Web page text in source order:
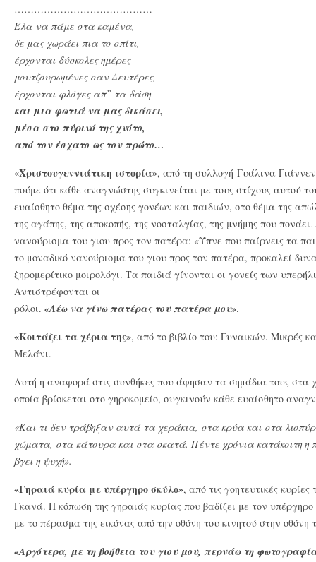
……………………………………
Έλα να πάμε στα καμένα,
δε μας χωράει πια το σπίτι,
έρχονται δύσκολες ημέρες
μουτζουρωμένες σαν Δευτέρες,
έρχονται φλόγες απ” τα δάση
και μια φωτιά να μας δικάσει,
μέσα στο πύρινό της χνότο,
από τον έσχατο ως τον πρώτο…
«Χριστουγεννιάτικη ιστορία», από τη συλλογή Γυάλινα
πούμε ότι κάθε αναγνώστης συγκινείται με τους στίχους αυτού
ευαίσθητο θέμα της σχέσης γονέων και παιδιών, στο θέμα της
της αγάπης, της αποκοπής, της νοσταλγίας, της μνήμης που
νανούρισμα του γιου προς τον πατέρα: «Ύπνε που παίρνεις τα
το μοναδικό νανούρισμα του γιου προς τον πατέρα, προκαλεί
ξηρομερίτικο μοιρολόγι. Τα παιδιά γίνονται οι γονείς των
Αντιστρέφονται οι
ρόλοι. «Λέω να γίνω πατέρας του πατέρα μου».
«Κοιτάζει τα χέρια της», από το βιβλίο του: Γυναικών. Μικρές
Μελάνι.
Αυτή η αναφορά στις συνθήκες που άφησαν τα σημάδια τους στα
οποία βρίσκεται στο γηροκομείο, συγκινούν κάθε ευαίσθητο
«Και τι δεν τράβηξαν αυτά τα χεράκια, στα κρύα και στα
χώματα, στα κάτουρα και στα σκατά. Πέντε χρόνια κατάκοιτη η
βγει η ψυχή».
«Γηραιά κυρία με υπέργηρο σκύλο», από τις γοητευτικές
Γκανά. Η κόπωση της γηραιάς κυρίας που βαδίζει με τον
με το πέρασμα της εικόνας από την οθόνη του κινητού στην οθόνη
«Αργότερα, με τη βοήθεια του γιου μου, περνάω τη